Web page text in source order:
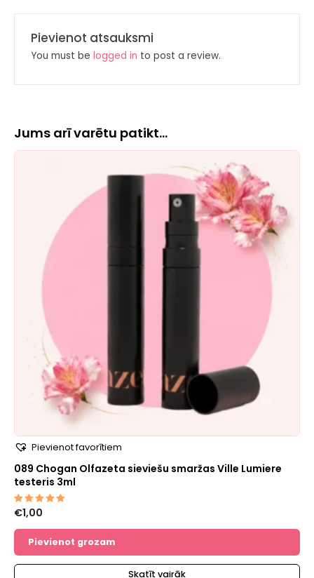
Pievienot atsauksmi
You must be logged in to post a review.
Jums arī varētu patikt…
Pievienot favorītiem
089 Chogan Olfazeta sieviešu smaržas Ville Lumiere
testeris 3ml
Novērtēts
ar
5.00
€1,00
Pievienot grozam
Skatīt vairāk